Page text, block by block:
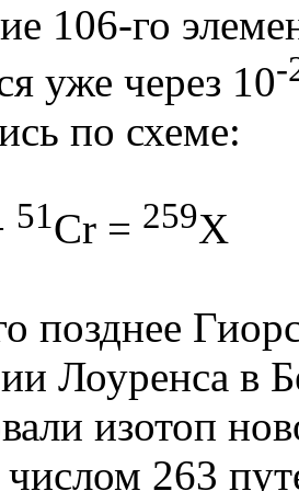
106-го
уже через 10-
по схеме:
51Cr = 259X
позднее
Лоуренса в
изотоп
263